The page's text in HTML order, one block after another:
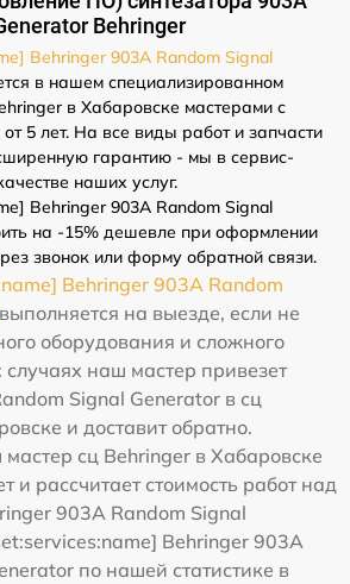
Behringer
Behringer 903A Random Signal
в нашем специализированном
в Хабаровске мастерами с
5 лет. На все виды работ и запчасти
гарантию - мы в сервис-
наших услуг.
Behringer 903A Random Signal
на -15% дешевле при оформлении
звонок или форму обратной связи.
Behringer 903A Random
выполняется на выезде, если не
оборудования и сложного
случаях наш мастер привезет
Signal Generator в сц
и доставит обратно.
сц Behringer в Хабаровске
и рассчитает стоимость работ над
903A Random Signal
Behringer 903A
по нашей статистике в